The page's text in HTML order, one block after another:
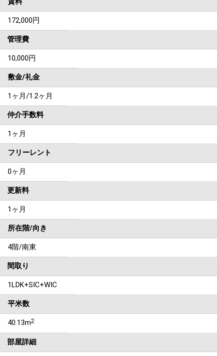
172,000円
管理費
10,000円
敷金/礼金
1ヶ月/1.2ヶ月
仲介手数料
1ヶ月
フリーレント
0ヶ月
更新料
1ヶ月
所在階/向き
4階/南東
間取り
1LDK+SIC+WIC
平米数
40.13m2
部屋詳細